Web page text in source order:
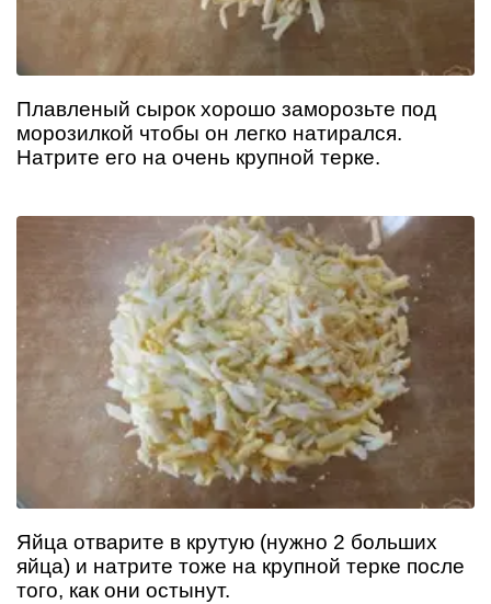
Плавленый сырок хорошо заморозьте под
морозилкой чтобы он легко натирался.
Натрите его на очень крупной терке.
Яйца отварите в крутую (нужно 2 больших
яйца) и натрите тоже на крупной терке после
того, как они остынут.